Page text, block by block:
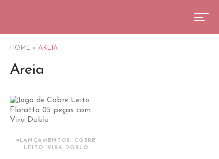
HOME » AREIA
Areia
#LANÇAMENTOS, COBRE
LEITO, VIRA DOBLO